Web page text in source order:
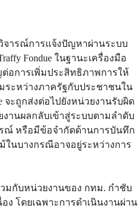
ารณ์การแจ้งปัญหาผ่านระบบ
Fondue ในฐานะเครื่องมือ
อการเพิ่มประสิทธิภาพการให้
ระหว่างภาครัฐกับประชาชนใน
จะถูกส่งต่อไปยังหน่วยงานรับผิด
านผลกลับเข้าสู่ระบบตามลำดับ
ณ์ หรือมีข้อจำกัดด้านการบันทึก
ในบางกรณีอาจอยู่ระหว่างการ
มกับหน่วยงานของ กทม. กำชับ
ง โดยเฉพาะการดำเนินงานผ่าน